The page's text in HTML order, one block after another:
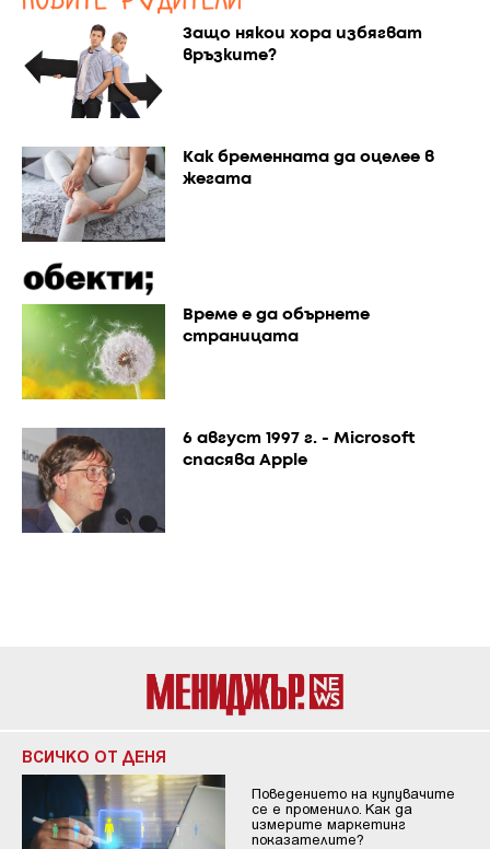
Защо някои хора избягват
връзките?
Как бременната да оцелее в
жегата
Време е да обърнете
страницата
6 август 1997 г. - Microsoft
спасява Apple
ВСИЧКО ОТ ДЕНЯ
Поведението на купувачите
се е променило. Как да
измерите маркетинг
показателите?